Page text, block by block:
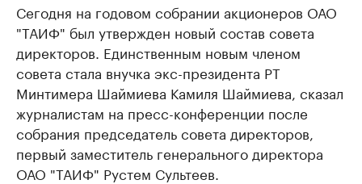
Сегодня на годовом собрании акционеров ОАО
"ТАИФ" был утвержден новый состав совета
директоров. Единственным новым членом
совета стала внучка экс-президента РТ
Минтимера Шаймиева Камиля Шаймиева, сказал
журналистам на пресс-конференции после
собрания председатель совета директоров,
первый заместитель генерального директора
ОАО "ТАИФ" Рустем Сультеев.